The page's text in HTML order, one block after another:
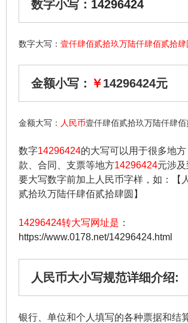
数字小写： 14296424
数字大写： 壹仟肆佰贰拾玖万陆仟肆佰贰拾肆
金额小写： ￥14296424元
金额大写： 人民币壹仟肆佰贰拾玖万陆仟肆佰
数字14296424的大写可以用于很多地
款、合同、支票等地方14296424元涉
要大写数字前加上人民币字样，如：【
贰拾玖万陆仟肆佰贰拾肆圆】
14296424转大写网址是 ：
https://www.0178.net/14296424.html
人民币大小写规范详细介绍:
银行、单位和个人填写的各种票据和结